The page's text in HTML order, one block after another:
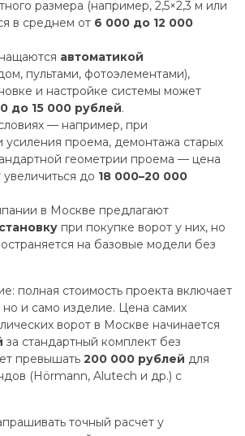
размера (например, 2,5×2,3 м или
в среднем от 6 000 до 12 000
автоматикой
пультами, фотоэлементами),
и настройке системы может
до 15 000 рублей.
— например, при
усиления проема, демонтажа старых
геометрии проема — цена
до 18 000–20 000
в Москве предлагают
при покупке ворот у них, но
на базовые модели без
полная стоимость проекта включает
но и само изделие. Цена самих
ворот в Москве начинается
за стандартный комплект без
превышать 200 000 рублей для
(Hörmann, Alutech и др.) с
точный расчет у